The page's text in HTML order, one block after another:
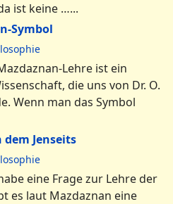
ist keine …...
Symbol
Lehre ist ein
die uns von Dr. O.
Wenn man das Symbol
dem Jenseits
eine Frage zur Lehre der
es laut Mazdaznan eine